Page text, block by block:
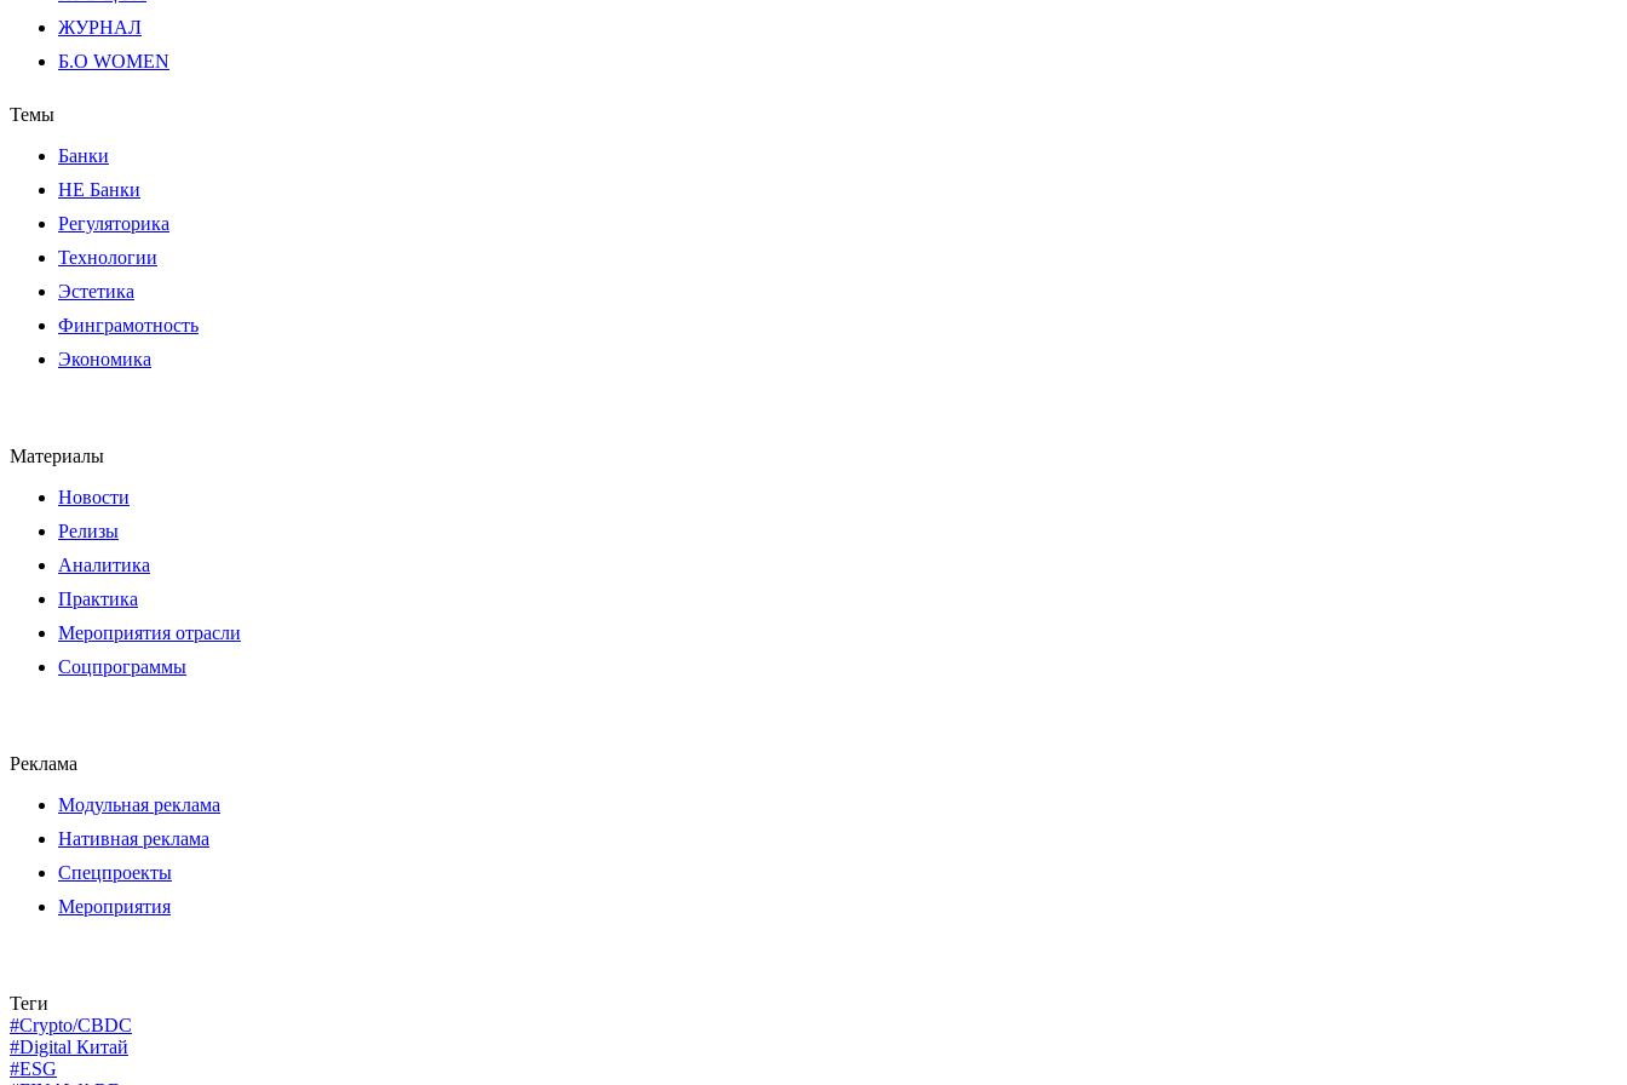
ЖУРНАЛ
Б.О WOMEN
Темы
Банки
НЕ Банки
Регуляторика
Технологии
Эстетика
Финграмотность
Экономика
Материалы
Новости
Релизы
Аналитика
Практика
Мероприятия отрасли
Соцпрограммы
Реклама
Модульная реклама
Нативная реклама
Спецпроекты
Мероприятия
Теги
#Crypto/CBDC
#Digital Китай
#ESG